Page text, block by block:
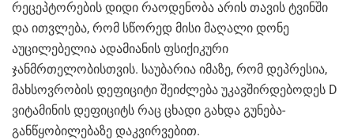
რეცეპტორების დიდი რაოდენობა არის თავის ტვინში
და ითვლება, რომ სწორედ მისი მაღალი დონე
აუცილებელია ადამიანის ფსიქიკური
ჯანმრთელობისთვის. საუბარია იმაზე, რომ დეპრესია,
მახსოვრობის დეფიციტი შეიძლება უკავშირდებოდეს D
ვიტამინის დეფიციტს რაც ცხადი გახდა გუნება-
განწყობილებაზე დაკვირვებით.